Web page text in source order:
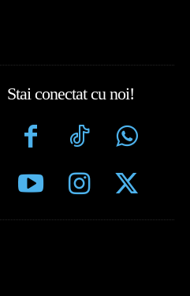
Stai conectat cu noi!